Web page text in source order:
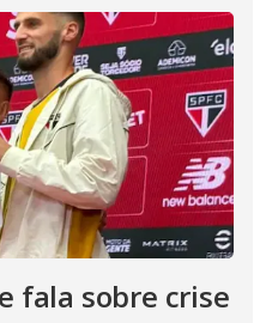
fala sobre crise